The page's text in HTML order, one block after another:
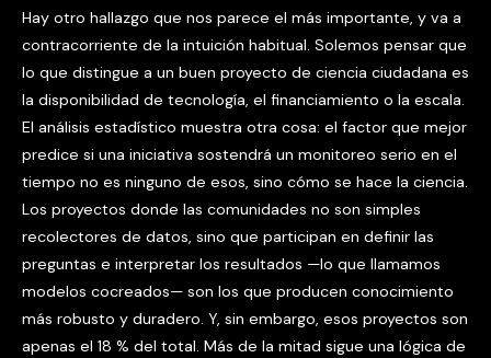
Hay otro hallazgo que nos parece el más importante, y va a
contracorriente de la intuición habitual. Solemos pensar que
lo que distingue a un buen proyecto de ciencia ciudadana es
la disponibilidad de tecnología, el financiamiento o la escala.
El análisis estadístico muestra otra cosa: el factor que mejor
predice si una iniciativa sostendrá un monitoreo serio en el
tiempo no es ninguno de esos, sino cómo se hace la ciencia.
Los proyectos donde las comunidades no son simples
recolectores de datos, sino que participan en definir las
preguntas e interpretar los resultados —lo que llamamos
modelos cocreados— son los que producen conocimiento
más robusto y duradero. Y, sin embargo, esos proyectos son
apenas el 18 % del total. Más de la mitad sigue una lógica de